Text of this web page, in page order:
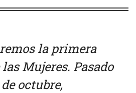
la primera
Mujeres. Pasado
octubre,